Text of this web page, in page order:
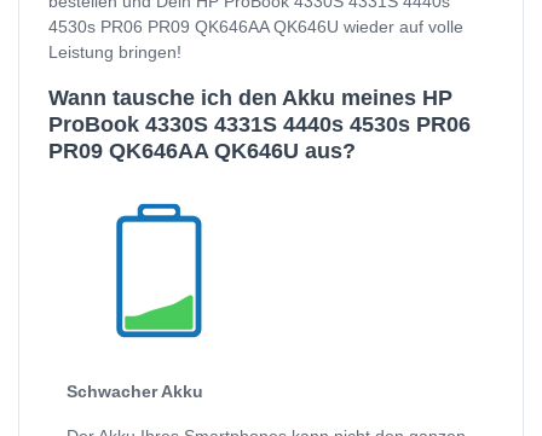
4530s PR06 PR09 QK646AA QK646U wieder auf volle
Leistung bringen!
Wann tausche ich den Akku meines HP
ProBook 4330S 4331S 4440s 4530s PR06
PR09 QK646AA QK646U aus?
Schwacher Akku